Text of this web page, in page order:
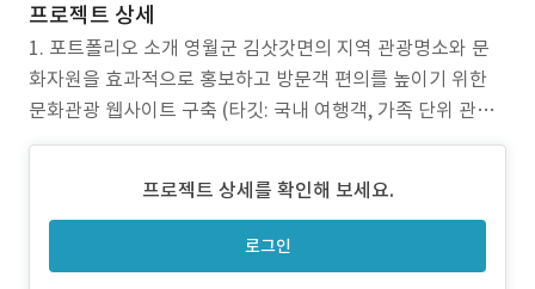
프로젝트 상세
1. 포트폴리오 소개 영월군 김삿갓면의 지역 관광명소와 문
화자원을 효과적으로 홍보하고 방문객 편의를 높이기 위한
문화관광 웹사이트 구축 (타깃: 국내 여행객, 가족 단위 관광
객, 지자체 관계자) 2. 작업 범위 관광 콘텐츠 기획, UI/UX 디
티 및 게시판 기능 구현 3. 주요 업무 지역 명소 소개, 축제 및
프로젝트 상세를 확인해 보세요.
로그인